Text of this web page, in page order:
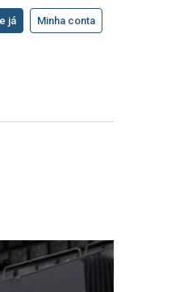
já Minha conta